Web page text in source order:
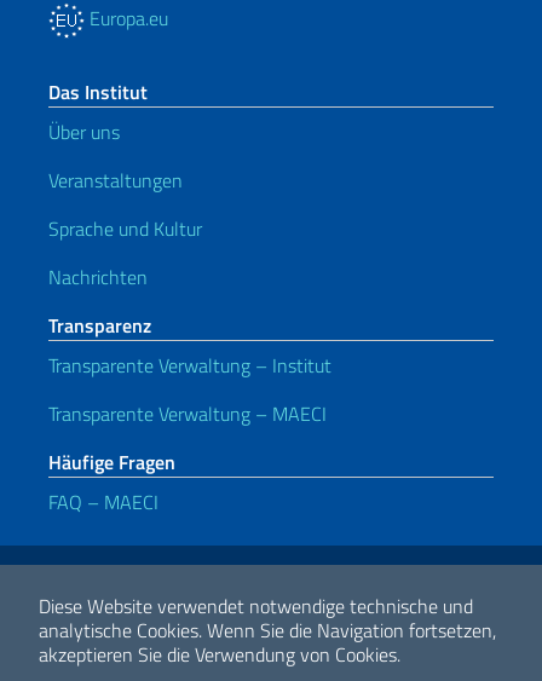
Diese Website verwendet notwendige technische und
analytische Cookies.Wenn Sie die Navigation fortsetzen,
akzeptieren Sie die Verwendung von Cookies.
Europa.eu
Das Institut
Über uns
Veranstaltungen
Sprache und Kultur
Nachrichten
Transparenz
Transparente Verwaltung – Institut
Transparente Verwaltung – MAECI
Häufige Fragen
FAQ – MAECI
Nützliche Links